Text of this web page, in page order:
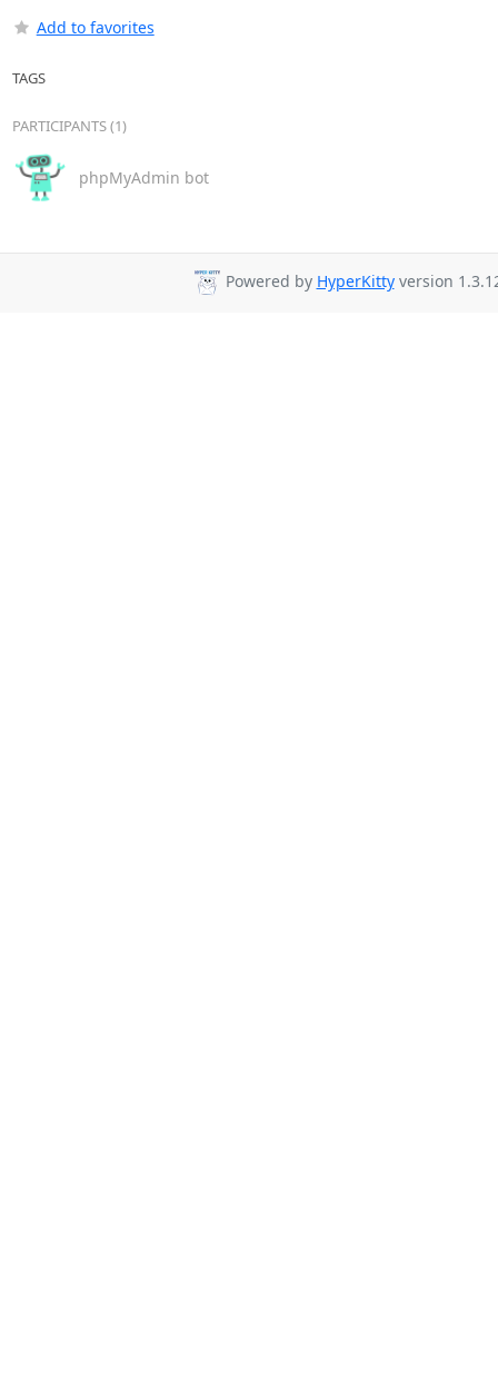
Add to favorites
TAGS
PARTICIPANTS (1)
phpMyAdmin bot
Powered by HyperKittyversion